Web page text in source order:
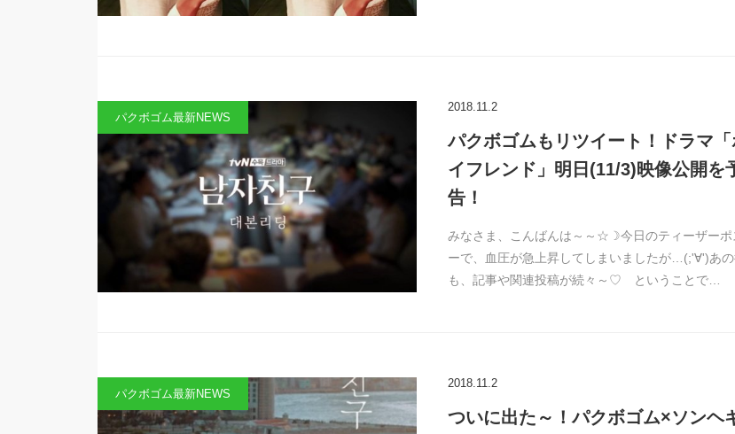
パクボゴム最新NEWS
2018.11.2
パクボゴムもリツイート！ドラマ「
イフレンド」明日(11/3)映像公開を
告！
みなさま、こんばんは～～☆☽今日のティーザーポ
ーで、血圧が急上昇してしまいましたが…(;'∀')あ
も、記事や関連投稿が続々～♡ ということで…
パクボゴム最新NEWS
2018.11.2
ついに出た～！パクボゴム×ソンヘ